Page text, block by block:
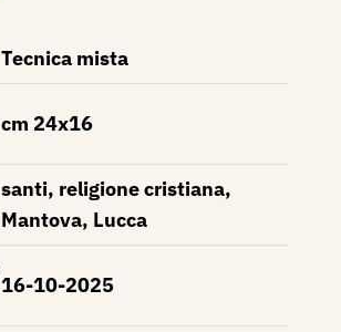
Tecnica mista
cm 24x16
santi, religione cristiana,
Mantova, Lucca
16-10-2025